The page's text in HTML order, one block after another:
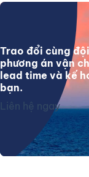
Trao đổi cùng
phương án vận
lead time và kế
bạn.
Liên hệ ngay